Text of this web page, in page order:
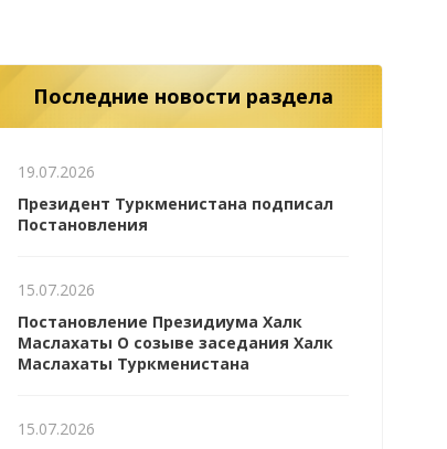
Последние новости раздела
19.07.2026
Президент Туркменистана подписал
Постановления
15.07.2026
Постановление Президиума Халк
Маслахаты О созыве заседания Халк
Маслахаты Туркменистана
15.07.2026